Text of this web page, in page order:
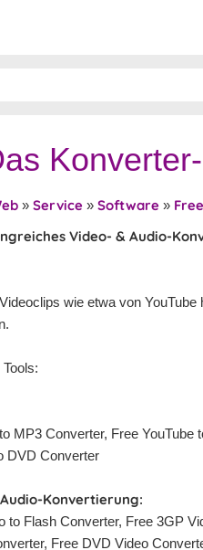
» Service » Software »
Video- & Audio-
wie etwa von YouTube
MP3 Converter, Free
DVD Converter
Konvertierung:
to Flash Converter, Free 3GP
Free DVD Video